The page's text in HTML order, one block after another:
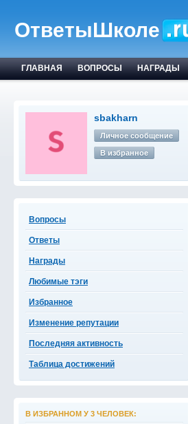
ОтветыШколе
ГЛАВНАЯ ВОПРОСЫ НАГРАДЫ
sbakharn
Личное сообщение
В избранное
Вопросы
Ответы
Награды
Любимые тэги
Избранное
Изменение репутации
Последняя активность
Таблица достижений
В ИЗБРАННОМ У 3 ЧЕЛОВЕК: